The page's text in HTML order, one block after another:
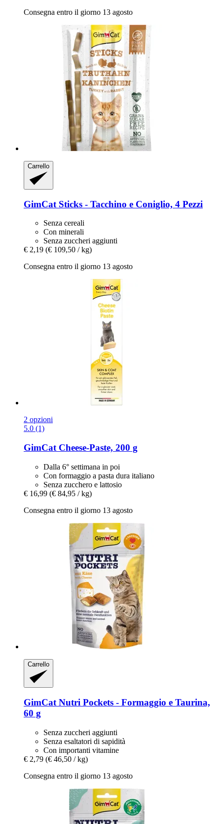
Consegna entro il giorno 13 agosto
Carrello
GimCat Sticks -​ Tacchino e Coniglio, 4 Pezzi
Senza cereali
Con minerali
Senza zuccheri aggiunti
€ 2,19 (€ 109,50 / kg)
Consegna entro il giorno 13 agosto
2 opzioni
5.0 (1)
GimCat Cheese-​Paste, 200 g
Dalla 6° settimana in poi
Con formaggio a pasta dura italiano
Senza zucchero e lattosio
€ 16,99 (€ 84,95 / kg)
Consegna entro il giorno 13 agosto
Carrello
GimCat Nutri Pockets -​ Formaggio e Taurina,
60 g
Senza zuccheri aggiunti
Senza esaltatori di sapidità
Con importanti vitamine
€ 2,79 (€ 46,50 / kg)
Consegna entro il giorno 13 agosto